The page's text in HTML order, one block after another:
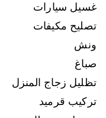
غسيل سيارات
تصليح مكيفات
ونش
صباغ
تظليل زجاج المنزل
تركيب قرميد